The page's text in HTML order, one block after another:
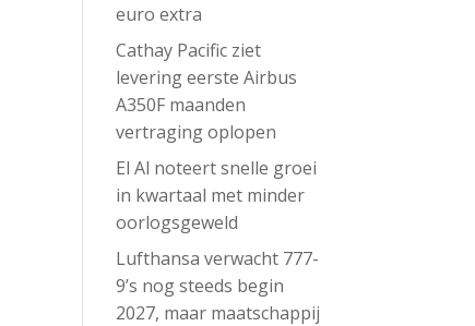
euro extra
Cathay Pacific ziet
levering eerste Airbus
A350F maanden
vertraging oplopen
El Al noteert snelle groei
in kwartaal met minder
oorlogsgeweld
Lufthansa verwacht 777-
9’s nog steeds begin
2027, maar maatschappij